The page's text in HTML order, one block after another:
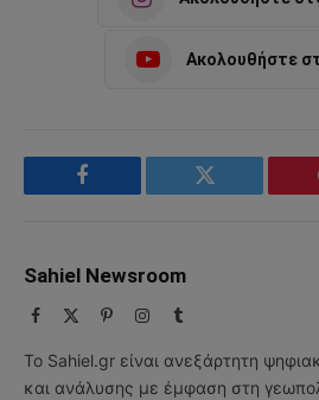
Ακολουθήστε
Facebook Twitter
Sahiel Newsroom
Facebook PinterestInstagram
Tumblr
Το Sahiel.gr είναι ανεξάρτητη
και ανάλυσης με έμφαση στη